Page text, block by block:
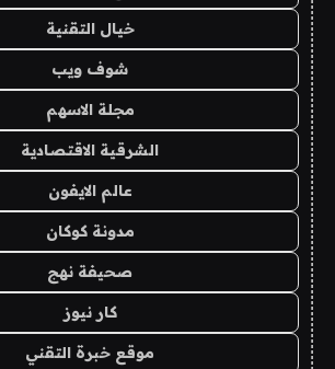
خيال التقنية
شوف ويب
مجلة الاسهم
الشرقية الاقتصادية
عالم الايفون
مدونة كوكان
صحيفة نهج
كار نيوز
موقع خبرة التقني